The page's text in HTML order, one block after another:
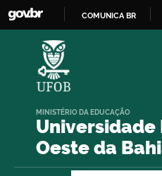
COMUNICA BR
Universidade
Oeste da
MINISTÉRIO DA EDUCAÇÃO